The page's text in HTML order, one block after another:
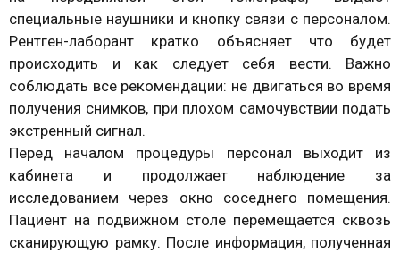
специальные наушники и кнопку связи с персоналом.
Рентген-лаборант кратко объясняет что будет
происходить и как следует себя вести. Важно
соблюдать все рекомендации: не двигаться во время
получения снимков, при плохом самочувствии подать
экстренный сигнал.
Перед началом процедуры персонал выходит из
кабинета и продолжает наблюдение за
исследованием через окно соседнего помещения.
Пациент на подвижном столе перемещается сквозь
сканирующую рамку. После информация, полученная